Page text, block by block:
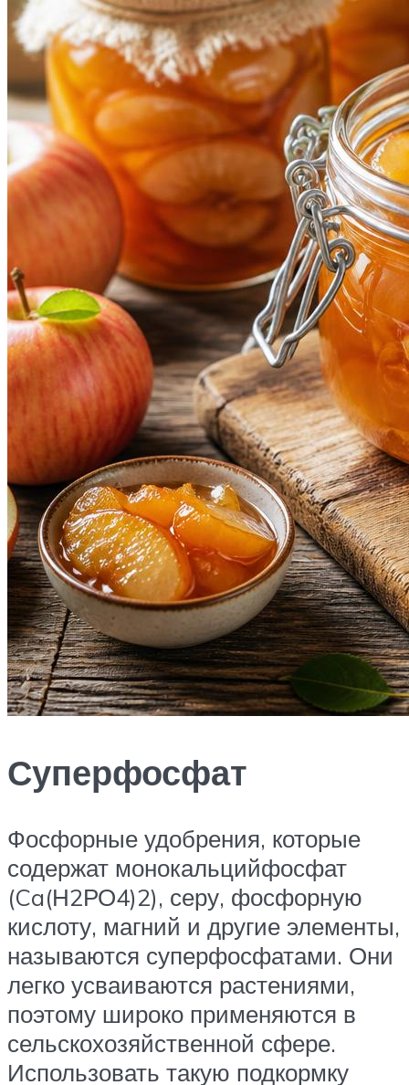
Суперфосфат
Фосфорные удобрения, которые
содержат монокальцийфосфат
(Ca(Н2РО4)2), серу, фосфорную
кислоту, магний и другие элементы,
называются суперфосфатами. Они
легко усваиваются растениями,
поэтому широко применяются в
сельскохозяйственной сфере.
Использовать такую подкормку